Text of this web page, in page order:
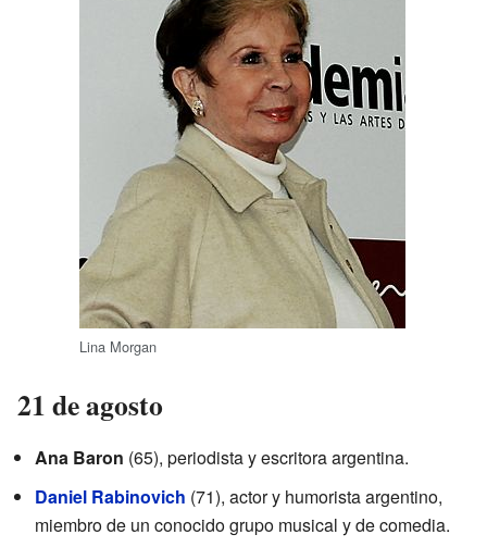
Lina Morgan
21 de agosto
Ana Baron (65), periodista y escritora argentina.
Daniel Rabinovich (71), actor y humorista argentino,
miembro de un conocido grupo musical y de comedia.